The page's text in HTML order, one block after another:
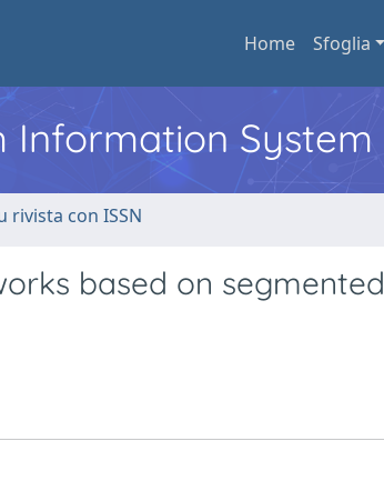
Home Sfoglia
Information System
rivista con ISSN
based on segmented